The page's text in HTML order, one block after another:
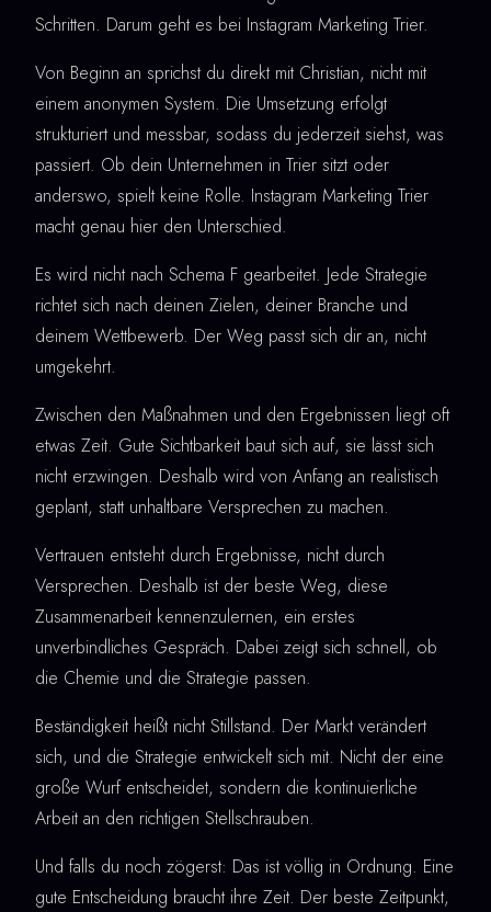
Schritten. Darum geht es bei Instagram Marketing Trier.
Von Beginn an sprichst du direkt mit Christian, nicht mit
einem anonymen System. Die Umsetzung erfolgt
strukturiert und messbar, sodass du jederzeit siehst, was
passiert. Ob dein Unternehmen in Trier sitzt oder
anderswo, spielt keine Rolle. Instagram Marketing Trier
macht genau hier den Unterschied.
Es wird nicht nach Schema F gearbeitet. Jede Strategie
richtet sich nach deinen Zielen, deiner Branche und
deinem Wettbewerb. Der Weg passt sich dir an, nicht
umgekehrt.
Zwischen den Maßnahmen und den Ergebnissen liegt oft
etwas Zeit. Gute Sichtbarkeit baut sich auf, sie lässt sich
nicht erzwingen. Deshalb wird von Anfang an realistisch
geplant, statt unhaltbare Versprechen zu machen.
Vertrauen entsteht durch Ergebnisse, nicht durch
Versprechen. Deshalb ist der beste Weg, diese
Zusammenarbeit kennenzulernen, ein erstes
unverbindliches Gespräch. Dabei zeigt sich schnell, ob
die Chemie und die Strategie passen.
Beständigkeit heißt nicht Stillstand. Der Markt verändert
sich, und die Strategie entwickelt sich mit. Nicht der eine
große Wurf entscheidet, sondern die kontinuierliche
Arbeit an den richtigen Stellschrauben.
Und falls du noch zögerst: Das ist völlig in Ordnung. Eine
gute Entscheidung braucht ihre Zeit. Der beste Zeitpunkt,